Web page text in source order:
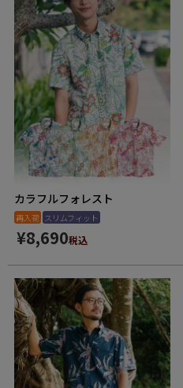
カラフルフォレスト
再入荷 スリムフィット
¥8,690税込